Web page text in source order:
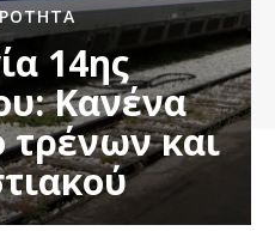
14ης
Κανένα
τρένων και